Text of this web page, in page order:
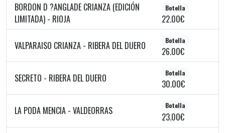
BORDON D ?ANGLADE CRIANZA (EDICIÓN
LIMITADA) - RIOJA
Botella
22.00€
VALPARAISO CRIANZA - RIBERA DEL DUERO Botella
26.00€
SECRETO - RIBERA DEL DUERO Botella
30.00€
LA PODA MENCIA - VALDEORRAS Botella
23.00€